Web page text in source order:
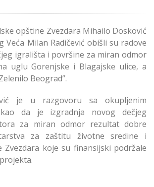
opštine Zvezdara Mihailo Dosković
Veća Milan Radičević obišli su radove
igrališta i površine za miran odmor
uglu Gorenjske i Blagajske ulice, a
Beograd”.
je u razgovoru sa okupljenim
da je izgradnja novog dečjeg
za miran odmor rezultat dobre
za zaštitu životne sredine i
Zvezdara koje su finansijski podržale